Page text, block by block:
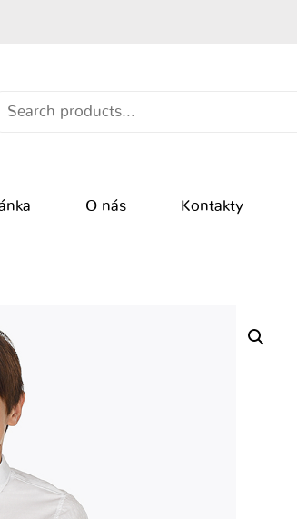
O nás Kontakty